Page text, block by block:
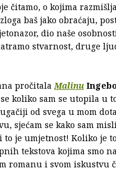
čitamo, o kojima
baš jako obraćaju,
dio naše
stvarnost, druge
pročitalaMalinu
koliko sam se utopila u
od svega u mom
sjećam se kako sam
to je umjetnost! Koliko je
tekstova kojima smo
romanu i svom iskustvu